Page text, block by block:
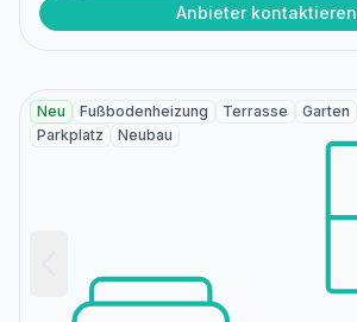
Anbieter kontaktieren
Neu Fußbodenheizung Terrasse Garten
Parkplatz
Neubau